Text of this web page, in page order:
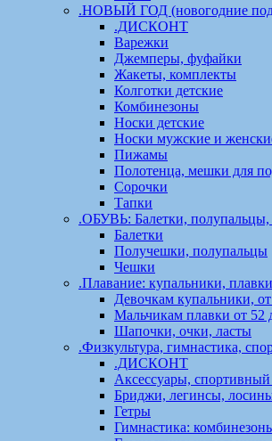
.НОВЫЙ ГОД (новогодние
.ДИСКОНТ
Варежки
Джемперы, фуфайки
Жакеты, комплекты
Колготки детские
Комбинезоны
Носки детские
Носки мужские и
Пижамы
Полотенца, мешки для
Сорочки
Тапки
.ОБУВЬ: Балетки,
Балетки
Получешки, полупальцы
Чешки
.Плавание: купальники,
Девочкам купальники,
Мальчикам плавки от 52
Шапочки, очки, ласты
.Физкультура, гимнастика,
.ДИСКОНТ
Аксессуары, спортивный
Бриджи, легинсы,
Гетры
Гимнастика: